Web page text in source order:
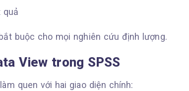
quả
buộc cho mọi nghiên cứu định lượng.
View trong SPSS
quen với hai giao diện chính: